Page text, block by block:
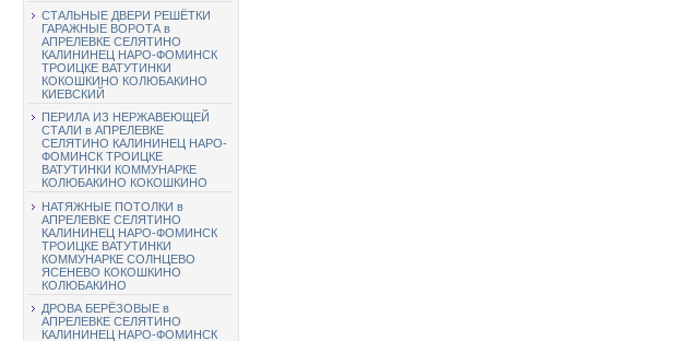
СТАЛЬНЫЕ ДВЕРИ РЕШЁТКИ
ГАРАЖНЫЕ ВОРОТА в
АПРЕЛЕВКЕ СЕЛЯТИНО
КАЛИНИНЕЦ НАРО-ФОМИНСК
ТРОИЦКЕ ВАТУТИНКИ
КОКОШКИНО КОЛЮБАКИНО
КИЕВСКИЙ
ПЕРИЛА ИЗ НЕРЖАВЕЮЩЕЙ
СТАЛИ в АПРЕЛЕВКЕ
СЕЛЯТИНО КАЛИНИНЕЦ НАРО-
ФОМИНСК ТРОИЦКЕ
ВАТУТИНКИ КОММУНАРКЕ
КОЛЮБАКИНО КОКОШКИНО
НАТЯЖНЫЕ ПОТОЛКИ в
АПРЕЛЕВКЕ СЕЛЯТИНО
КАЛИНИНЕЦ НАРО-ФОМИНСК
ТРОИЦКЕ ВАТУТИНКИ
КОММУНАРКЕ СОЛНЦЕВО
ЯСЕНЕВО КОКОШКИНО
КОЛЮБАКИНО
ДРОВА БЕРЁЗОВЫЕ в
АПРЕЛЕВКЕ СЕЛЯТИНО
КАЛИНИНЕЦ НАРО-ФОМИНСК